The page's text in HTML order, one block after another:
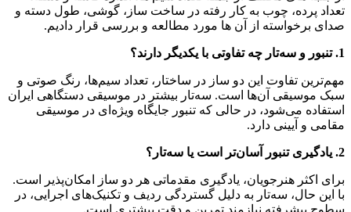
تعداد پرده، چوب به کار رفته در ساخت ساز، گوشی، طول دسته و
صدای برخواسته از آن ها مورد مطالعه و بررسی قرار دادیم.
1. تنبور و سه‌تار چه تفاوتی با یکدیگر دارند؟
مهم‌ترین تفاوت این دو ساز در ساختار، تعداد سیم‌ها، رنگ صوتی و
سبک موسیقی آن‌ها است. سه‌تار بیشتر در موسیقی دستگاهی ایران
استفاده می‌شود، در حالی که تنبور جایگاه ویژه‌ای در موسیقی
مقامی و آیینی دارد.
2. یادگیری تنبور آسان‌تر است یا سه‌تار؟
برای اکثر هنرجویان، یادگیری مقدماتی هر دو ساز امکان‌پذیر است.
با این حال، سه‌تار به دلیل گستردگی ردیف و تکنیک‌های اجرایی، در